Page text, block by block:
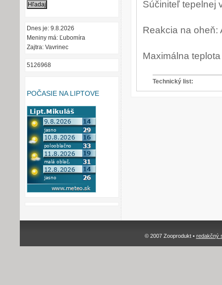
Dnes je: 9.8.2026
Meniny má: Ľubomíra
Zajtra: Vavrinec
5126968
POČASIE NA LIPTOVE
Súčiniteľ tepelnej
Reakcia na oheň:
Maximálna
Technický list:
© 2007 Zooprodukt • redakčný